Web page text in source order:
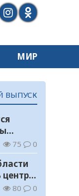
МИР
ВЫПУСК
75 0
центр
80 0